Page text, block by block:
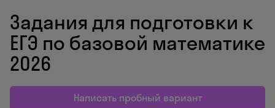
Задания для подготовки к
ЕГЭ по базовой математике
2026
Написать пробный вариант
Skysmart Chat
online